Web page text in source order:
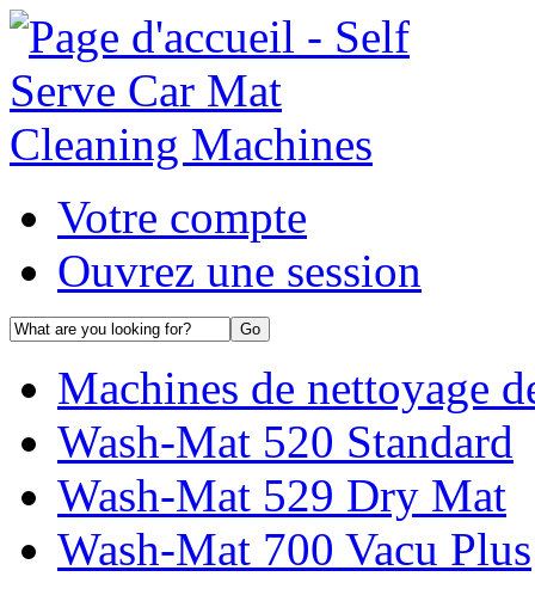
Votre compte
Ouvrez une session
Machines de nettoyage
Wash-Mat 520 Standard
Wash-Mat 529 Dry Mat
Wash-Mat 700 Vacu Plus